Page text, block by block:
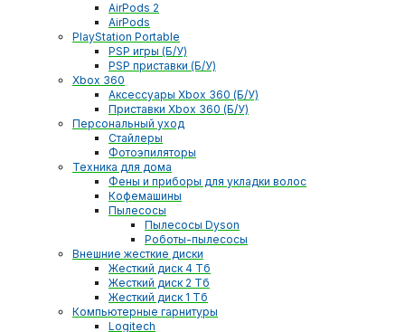
AirPods 2
AirPods
PlayStation Portable
PSP игры (Б/У)
PSP приставки (Б/У)
Xbox 360
Аксессуары Xbox 360 (Б/У)
Приставки Xbox 360 (Б/У)
Персональный уход
Стайлеры
Фотоэпиляторы
Техника для дома
Фены и приборы для укладки волос
Кофемашины
Пылесосы
Пылесосы Dyson
Роботы-пылесосы
Внешние жесткие диски
Жесткий диск 4 Тб
Жесткий диск 2 Тб
Жесткий диск 1 Тб
Компьютерные гарнитуры
Logitech